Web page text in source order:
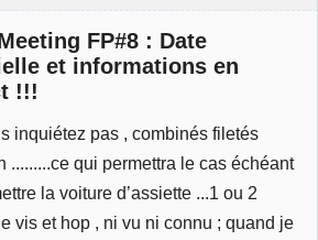
FP#8 : Date
et informations en
!!!
inquiétez pas , combinés filetés
.........ce qui permettra le cas échéant
la voiture d’assiette ...1 ou 2
vis et hop , ni vu ni connu ; quand je